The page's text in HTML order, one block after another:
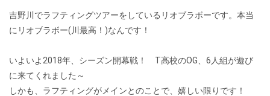
吉野川でラフティングツアーをしているリオブラボーです。本当
にリオブラボー(川最高！)なんです！
いよいよ2018年、シーズン開幕戦！ T高校のOG、6人組が遊び
に来てくれました～
しかも、ラフティングがメインとのことで、嬉しい限りです！